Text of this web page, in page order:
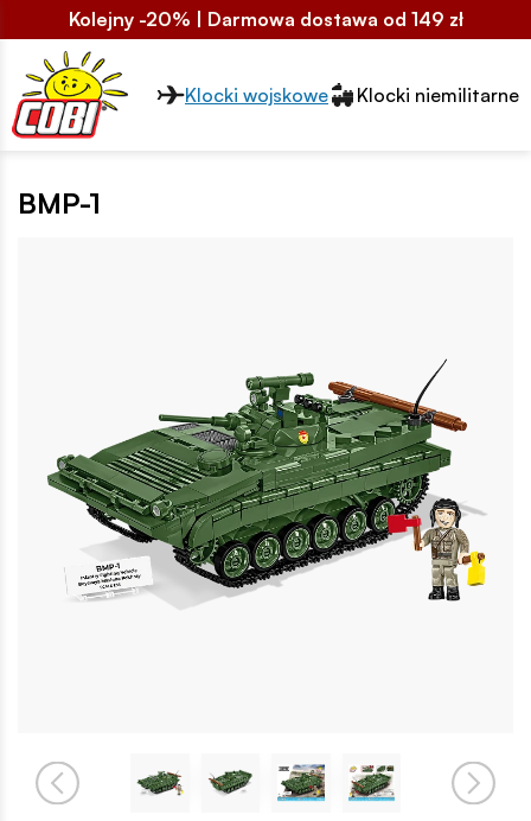
Kolejny -20% | Darmowa dostawa od 149 zł
Przełącznik segmentów2
Klocki wojskowe Klocki niemilitarne
BMP-1